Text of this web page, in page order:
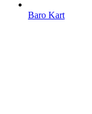
Baro Kart